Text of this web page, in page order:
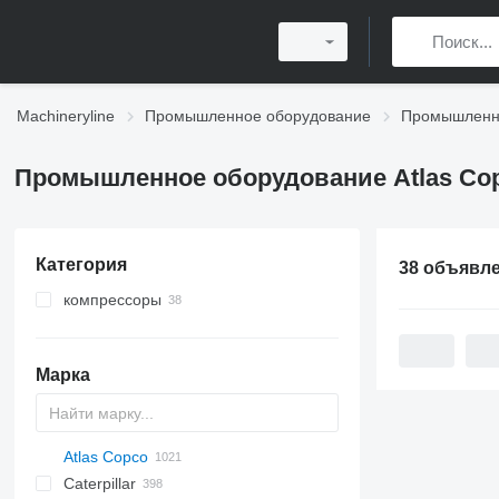
Machineryline Промышленное оборудование
Промышленное оборудование Atlas
Категория
компрессоры
Марка
PDS
APD
AB
Ensis
Pega
VZ
AG3
Atlas Copco
DrillAir
QAS
PDP
E-series
B-series
BM
GFS
VT
Rover
PA
Airpure
BySprint Fiber
CK
SR
Caterpillar
38